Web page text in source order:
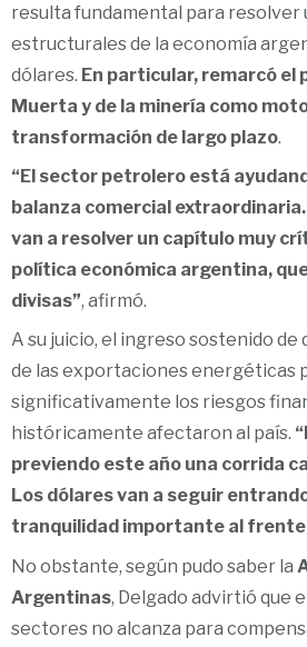
resulta fundamental para resolver
estructurales de la economía
dólares. En particular, remarcó el
Muerta y de la minería como
transformación de largo plazo.
“El sector petrolero está
balanza comercial
van a resolver un capítulo muy
política económica argentina,
divisas”, afirmó.
A su juicio, el ingreso sostenido
de las exportaciones energéticas
significativamente los riesgos
históricamente afectaron al país.
previendo este año una corrida
Los dólares van a seguir
tranquilidad importante al frente
No obstante, según pudo saber la
Argentinas, Delgado advirtió que
sectores no alcanza para